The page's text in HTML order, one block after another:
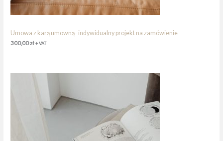
Umowa z karą umowną- indywidualny projekt na zamówienie
300,00zł+ VAT